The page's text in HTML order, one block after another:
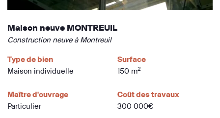
Maison neuve MONTREUIL
Construction neuve à Montreuil
Type de bien
Maison individuelle
Surface
150 m2
Maître d'ouvrage
Particulier
Coût des travaux
300 000€